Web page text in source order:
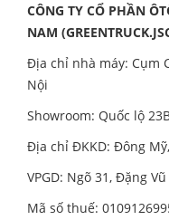
CÔNG TY CỔ PHẦN
NAM
Địa chỉ nhà máy: Cụm
Nội
Showroom: Quốc lộ
Địa chỉ ĐKKD: Đông
VPGD: Ngõ 31, Đặng
Mã số thuế: